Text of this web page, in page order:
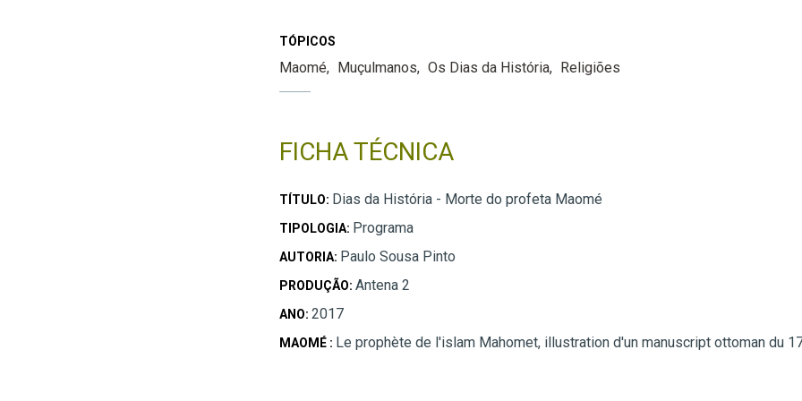
TÓPICOS
Maomé Muçulmanos Os Dias da História Religiões
FICHA TÉCNICA
TÍTULO: Dias da História - Morte do profeta Maomé
TIPOLOGIA: Programa
AUTORIA: Paulo Sousa Pinto
PRODUÇÃO: Antena 2
ANO: 2017
MAOMÉ : Le prophète de l'islam Mahomet, illustration d'un manuscript ottoman du